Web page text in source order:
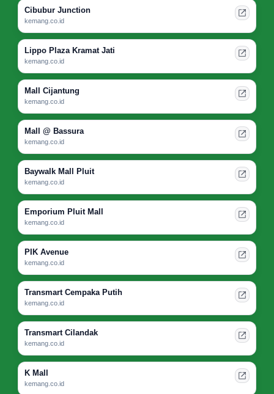
Cibubur Junction
kemang.co.id
Lippo Plaza Kramat Jati
kemang.co.id
Mall Cijantung
kemang.co.id
Mall @ Bassura
kemang.co.id
Baywalk Mall Pluit
kemang.co.id
Emporium Pluit Mall
kemang.co.id
PIK Avenue
kemang.co.id
Transmart Cempaka Putih
kemang.co.id
Transmart Cilandak
kemang.co.id
K Mall
kemang.co.id